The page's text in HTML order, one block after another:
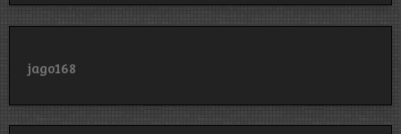
jago168